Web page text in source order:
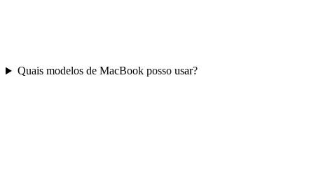
Quais modelos de MacBook posso usar?